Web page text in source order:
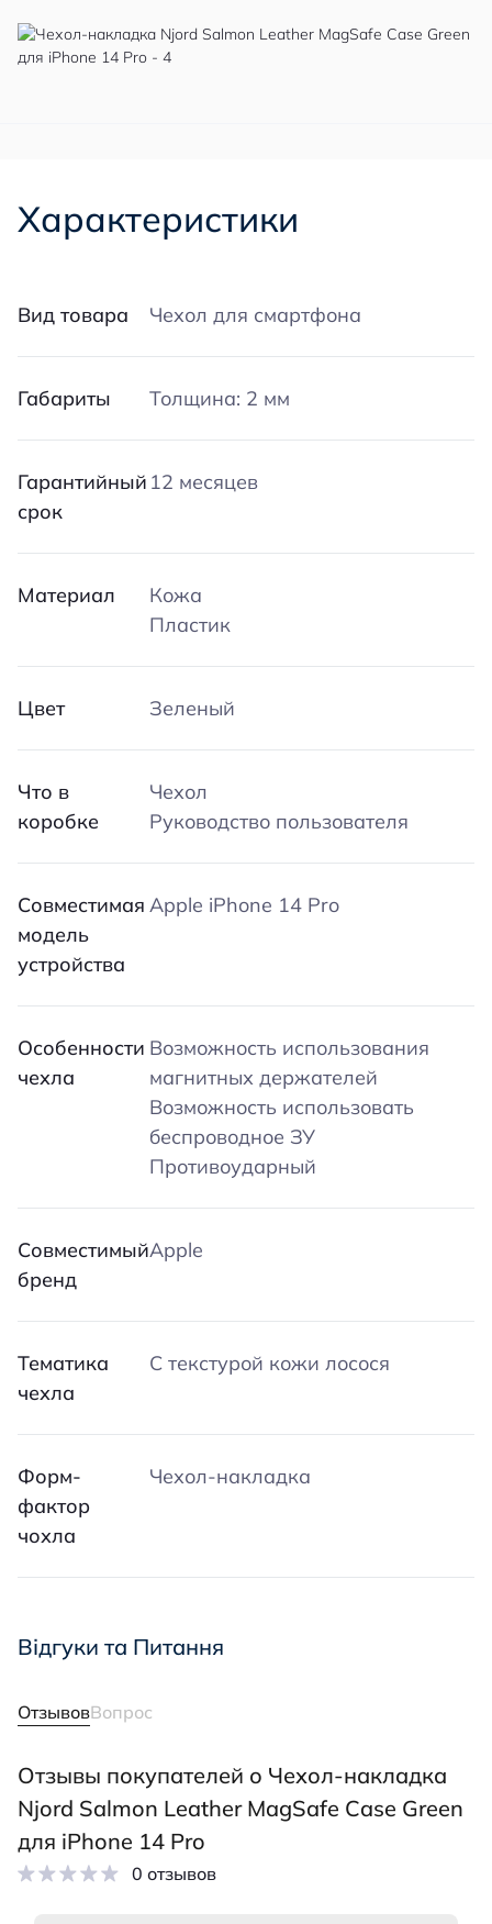
Характеристики
Вид товара Чехол для смартфона
Габариты Толщина: 2 мм
Гарантийный
срок
12 месяцев
Материал
Кожа
Пластик
Цвет Зеленый
Что в
коробке
Чехол
Руководство пользователя
Совместимая
модель
устройства
Apple iPhone 14 Pro
Особенности
чехла
Возможность использования
магнитных держателей
Возможность использовать
беспроводное ЗУ
Противоударный
Совместимый
бренд
Apple
Тематика
чехла
С текстурой кожи лосося
Форм-
фактор
чохла
Чехол-накладка
Відгуки та Питання
ОтзывовВопрос
Отзывы покупателей о Чехол-накладка
Njord Salmon Leather MagSafe Case Green
для iPhone 14 Pro
0 отзывов